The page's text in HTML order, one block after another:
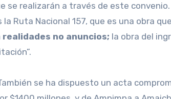
se realizarán a través de este
Ruta Nacional 157, que es una obra
realidades no anuncios; la obra del
se ha dispuesto un acta